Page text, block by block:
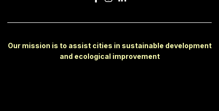
Our mission is to assist cities in sustainable development
and ecological improvement